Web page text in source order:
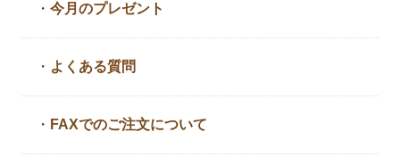
・今月のプレゼント
・ よくある質問
・ FAXでのご注文について